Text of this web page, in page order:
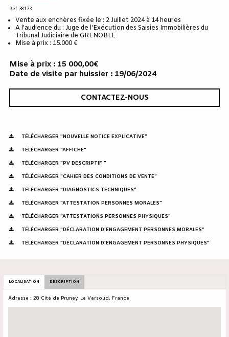
Réf. 38173
Vente aux enchères fixée le : 2 Juillet 2024 à 14 heures
A l'audience du : Juge de l'Exécution des Saisies Immobilières du
Tribunal Judiciaire de GRENOBLE
Mise à prix : 15.000 €
Mise à prix : 15 000,00€
Date de visite par huissier : 19/06/2024
CONTACTEZ-NOUS
TÉLÉCHARGER "NOUVELLE NOTICE EXPLICATIVE"
TÉLÉCHARGER "AFFICHE"
TÉLÉCHARGER "PV DESCRIPTIF "
TÉLÉCHARGER "CAHIER DES CONDITIONS DE VENTE"
TÉLÉCHARGER "DIAGNOSTICS TECHNIQUES"
TÉLÉCHARGER "ATTESTATION PERSONNES MORALES"
TÉLÉCHARGER "ATTESTATIONS PERSONNES PHYSIQUES"
TÉLÉCHARGER "DÉCLARATION D'ENGAGEMENT PERSONNES MORALES"
TÉLÉCHARGER "DÉCLARATION D'ENGAGEMENT PERSONNES PHYSIQUES"
LOCALISATION DESCRIPTION
Adresse : 28 Cité de Pruney, Le Versoud, France